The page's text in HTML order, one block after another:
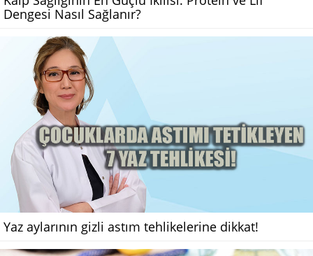
Dengesi Nasıl Sağlanır?
Yaz aylarının gizli astım tehlikelerine dikkat!